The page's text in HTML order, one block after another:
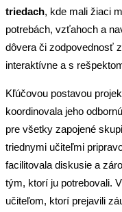
triedach, kde mali žiaci
potrebách, vzťahoch a
dôvera či zodpovednosť
interaktívne a s
Kľúčovou postavou
koordinovala jeho
pre všetky zapojené
triednymi učiteľmi
facilitovala diskusie a
tým, ktorí ju potrebovali.
učiteľom, ktorí prejavili